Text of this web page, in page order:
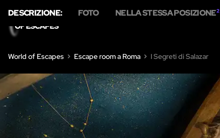
World of Escapes Escape room a Roma I Segreti di Salazar
DESCRIZIONE: FOTO NELLA STESSA POSIZIONE2